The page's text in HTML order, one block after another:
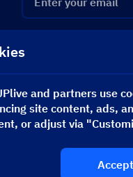
and partners use
site content, ads,
or adjust via